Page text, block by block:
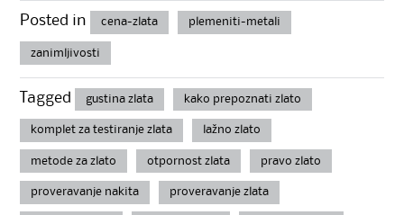
Posted in cena-zlata plemeniti-metali
zanimljivosti
Tagged gustina zlata kako prepoznati zlato
komplet za testiranje zlata lažno zlato
metode za zlato otpornost zlata pravo zlato
proveravanje nakita proveravanje zlata